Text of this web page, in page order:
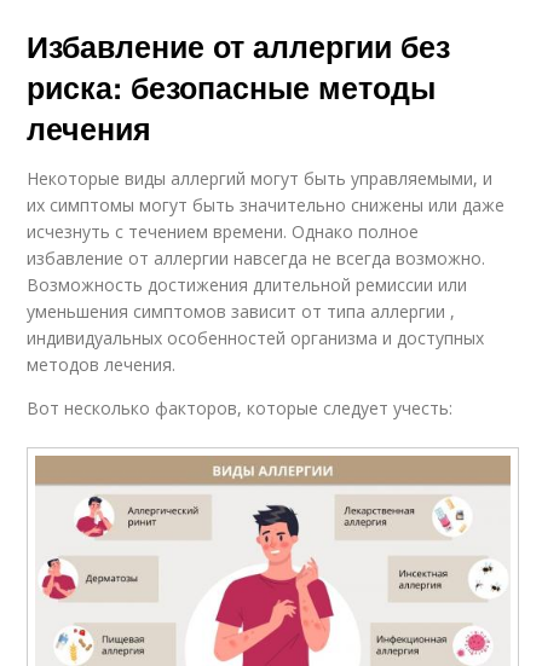
Избавление от аллергии без
риска: безопасные методы
лечения
Некоторые виды аллергий могут быть управляемыми, и
их симптомы могут быть значительно снижены или даже
исчезнуть с течением времени. Однако полное
избавление от аллергии навсегда не всегда возможно.
Возможность достижения длительной ремиссии или
уменьшения симптомов зависит от типа аллергии ,
индивидуальных особенностей организма и доступных
методов лечения.
Вот несколько факторов, которые следует учесть: